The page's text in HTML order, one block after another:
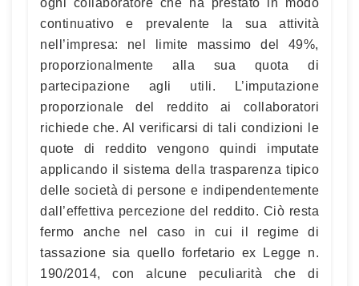
ogni collaboratore che ha prestato in modo
continuativo e prevalente la sua attività
nell’impresa: nel limite massimo del 49%,
proporzionalmente alla sua quota di
partecipazione agli utili. L’imputazione
proporzionale del reddito ai collaboratori
richiede che. Al verificarsi di tali condizioni le
quote di reddito vengono quindi imputate
applicando il sistema della trasparenza tipico
delle società di persone e indipendentemente
dall’effettiva percezione del reddito. Ciò resta
fermo anche nel caso in cui il regime di
tassazione sia quello forfetario ex Legge n.
190/2014, con alcune peculiarità che di